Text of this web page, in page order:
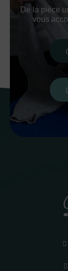
De la pièce
vous